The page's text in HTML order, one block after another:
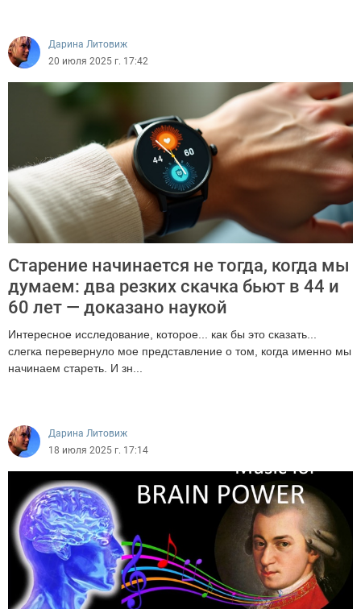
Дарина Литовиж
20 июля 2025 г. 17:42
Старение начинается не тогда, когда мы
думаем: два резких скачка бьют в 44 и
60 лет — доказано наукой
Интересное исследование, которое... как бы это сказать...
слегка перевернуло мое представление о том, когда именно мы
начинаем стареть. И зн...
Дарина Литовиж
18 июля 2025 г. 17:14